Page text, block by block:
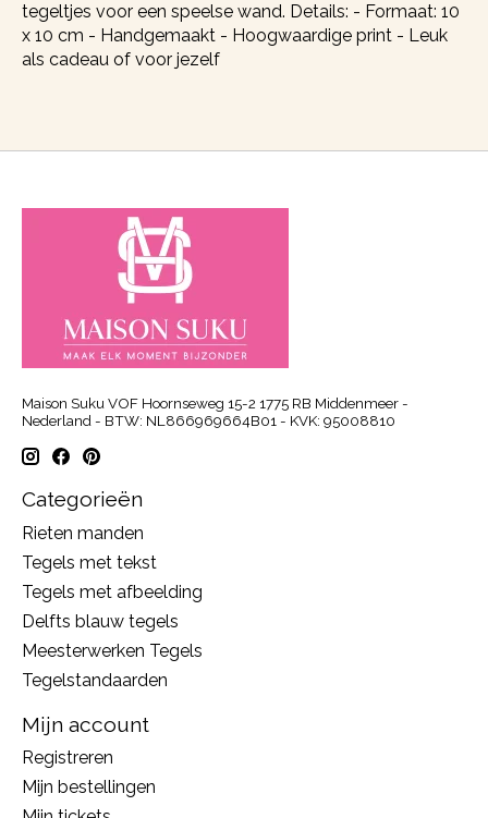
tegeltjes voor een speelse wand. Details: - Formaat: 10
x 10 cm - Handgemaakt - Hoogwaardige print - Leuk
als cadeau of voor jezelf
Maison Suku VOF Hoornseweg 15-2 1775 RB Middenmeer -
Nederland - BTW: NL866969664B01 - KVK: 95008810
Categorieën
Rieten manden
Tegels met tekst
Tegels met afbeelding
Delfts blauw tegels
Meesterwerken Tegels
Tegelstandaarden
Mijn account
Registreren
Mijn bestellingen